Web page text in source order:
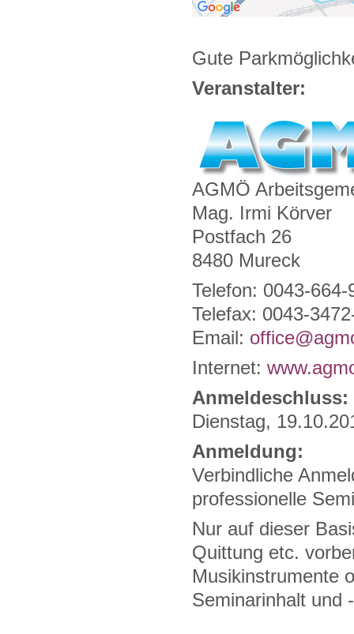
Gute
Veranstalter:
AGMÖ
Mag. Irmi Körver
Postfach 26
8480 Mureck
Telefon: 0043-664-
Telefax: 0043-
Email:
Internet:
Anmeldeschluss:
Dienstag,
Anmeldung:
Verbindliche
professionelle
Nur auf dieser
Quittung etc.
Musikinstrumente
Seminarinhalt und